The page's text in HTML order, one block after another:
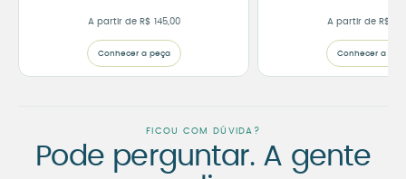
A partir de R$ 145,00
Conhecer a peça
A partir de R$
Conhecer a
FICOU COM DÚVIDA?
Pode perguntar. A gente